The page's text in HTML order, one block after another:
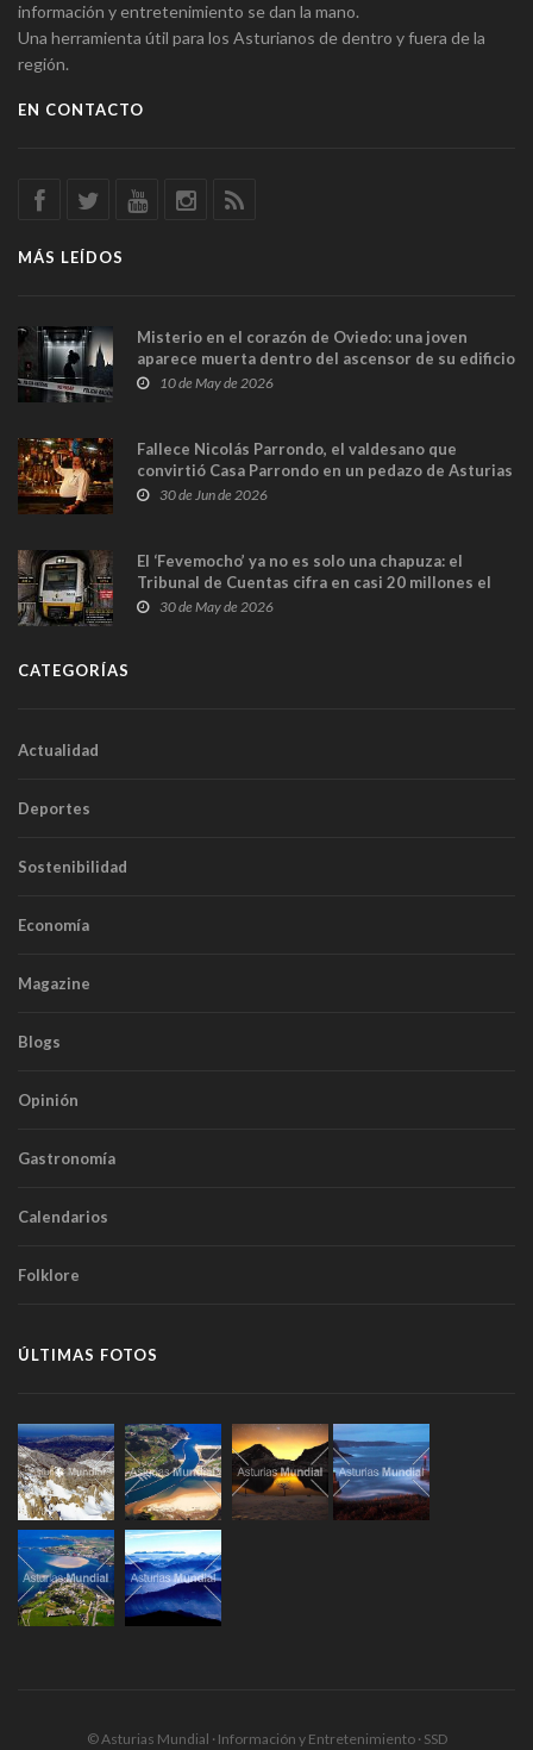
información y entretenimiento se dan la mano.
Una herramienta útil para los Asturianos de dentro y fuera de la
región.
EN CONTACTO
MÁS LEÍDOS
Misterio en el corazón de Oviedo: una joven
aparece muerta dentro del ascensor de su edificio
y las cámaras captan sus últimos minutos
10 de May de 2026
Fallece Nicolás Parrondo, el valdesano que
convirtió Casa Parrondo en un pedazo de Asturias
en Madrid
30 de Jun de 2026
El ‘Fevemocho’ ya no es solo una chapuza: el
Tribunal de Cuentas cifra en casi 20 millones el
sobrecoste de los trenes que no cabían por los
30 de May de 2026
CATEGORÍAS
Actualidad
Deportes
Sostenibilidad
Economía
Magazine
Blogs
Opinión
Gastronomía
Calendarios
Folklore
ÚLTIMAS FOTOS
© Asturias Mundial · Información y Entretenimiento · SSD